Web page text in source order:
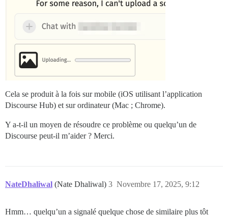
Cela se produit à la fois sur mobile (iOS utilisant l’application
Discourse Hub) et sur ordinateur (Mac ; Chrome).
Y a-t-il un moyen de résoudre ce problème ou quelqu’un de
Discourse peut-il m’aider ? Merci.
NateDhaliwal (Nate Dhaliwal) Novembre 17, 2025, 9:12
3
Hmm… quelqu’un a signalé quelque chose de similaire plus tôt